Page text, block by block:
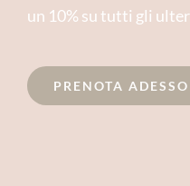
un 10% su tutti gli
PRENOTA ADESSO